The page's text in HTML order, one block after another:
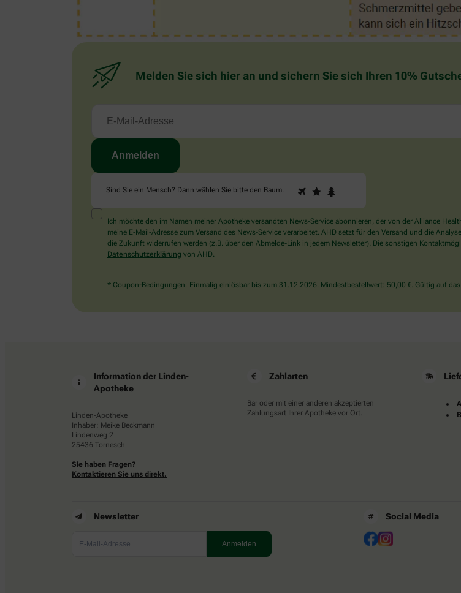
Melden Sie sich hier an und sichern Sie sich Ihren 10%
Sind Sie ein Mensch? Dann wählen Sie bitte den Baum.
Sind
Sie
Mensch?
Dann
wählen
Baum.
1 2
Ich möchte den im Namen meiner Apotheke versandten News-Service abonnieren, der von der Alliance
meine E-Mail-Adresse zum Versand des News-Service verarbeitet. AHD setzt für den Versand und die
die Zukunft widerrufen werden (z.B. über den Abmelde-Link in jedem Newsletter). Die sonstigen
Datenschutzerklärung von AHD.
* Coupon-Bedingungen: Einmalig einlösbar bis zum 31.12.2026. Mindestbestellwert: 50,00 €. Gültig auf
Information der Linden-
Apotheke
Linden-Apotheke
Inhaber: Meike Beckmann
Lindenweg 2
25436 Tornesch
Sie haben Fragen?
Kontaktieren Sie uns direkt.
Zahlarten
Bar oder mit einer anderen akzeptierten
Zahlungsart Ihrer Apotheke vor Ort.
Newsletter Social Media